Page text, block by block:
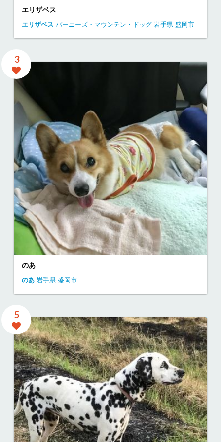
エリザベス
エリザベス バーニーズ・マウンテン・ドッグ 岩手県 盛岡市
3
のあ
のあ 岩手県 盛岡市
5